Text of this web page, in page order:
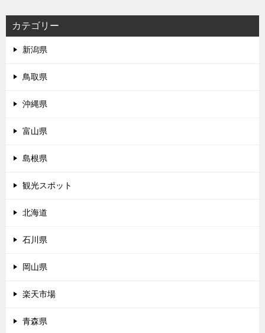
カテゴリー
新潟県
鳥取県
沖縄県
富山県
島根県
観光スポット
北海道
石川県
岡山県
楽天市場
青森県